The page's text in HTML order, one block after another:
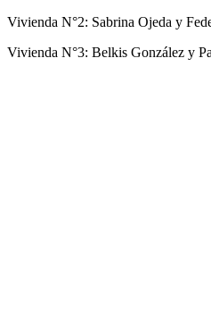
Vivienda N°2: Sabrina Ojeda y
Vivienda N°3: Belkis González y